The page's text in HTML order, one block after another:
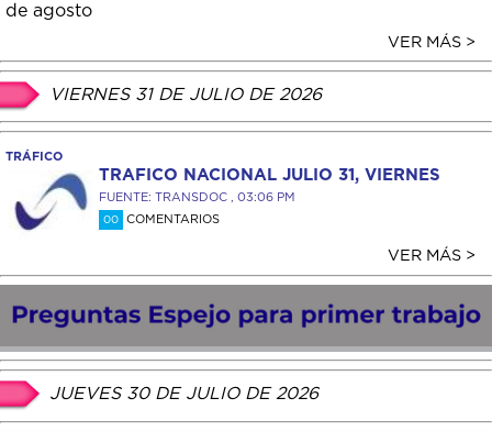
de agosto
VER MÁS >
VIERNES 31 DE JULIO DE 2026
TRÁFICO
TRAFICO NACIONAL JULIO 31, VIERNES
FUENTE: TRANSDOC , 03:06 PM
00 COMENTARIOS
VER MÁS >
JUEVES 30 DE JULIO DE 2026